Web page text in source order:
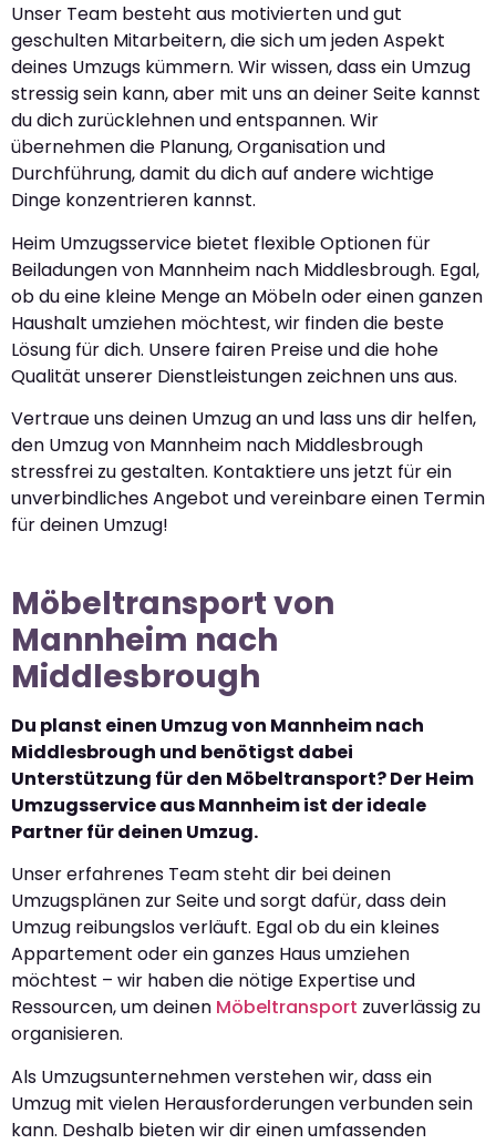
Unser Team besteht aus motivierten und gut
geschulten Mitarbeitern, die sich um jeden Aspekt
deines Umzugs kümmern. Wir wissen, dass ein Umzug
stressig sein kann, aber mit uns an deiner Seite kannst
du dich zurücklehnen und entspannen. Wir
übernehmen die Planung, Organisation und
Durchführung, damit du dich auf andere wichtige
Dinge konzentrieren kannst.
Heim Umzugsservice bietet flexible Optionen für
Beiladungen von Mannheim nach Middlesbrough. Egal,
ob du eine kleine Menge an Möbeln oder einen ganzen
Haushalt umziehen möchtest, wir finden die beste
Lösung für dich. Unsere fairen Preise und die hohe
Qualität unserer Dienstleistungen zeichnen uns aus.
Vertraue uns deinen Umzug an und lass uns dir helfen,
den Umzug von Mannheim nach Middlesbrough
stressfrei zu gestalten. Kontaktiere uns jetzt für ein
unverbindliches Angebot und vereinbare einen Termin
für deinen Umzug!
Möbeltransport von
Mannheim nach
Middlesbrough
Du planst einen Umzug von Mannheim nach
Middlesbrough und benötigst dabei
Unterstützung für den Möbeltransport? Der Heim
Umzugsservice aus Mannheim ist der ideale
Partner für deinen Umzug.
Unser erfahrenes Team steht dir bei deinen
Umzugsplänen zur Seite und sorgt dafür, dass dein
Umzug reibungslos verläuft. Egal ob du ein kleines
Appartement oder ein ganzes Haus umziehen
möchtest – wir haben die nötige Expertise und
Ressourcen, um deinen Möbeltransport zuverlässig zu
organisieren.
Als Umzugsunternehmen verstehen wir, dass ein
Umzug mit vielen Herausforderungen verbunden sein
kann. Deshalb bieten wir dir einen umfassenden